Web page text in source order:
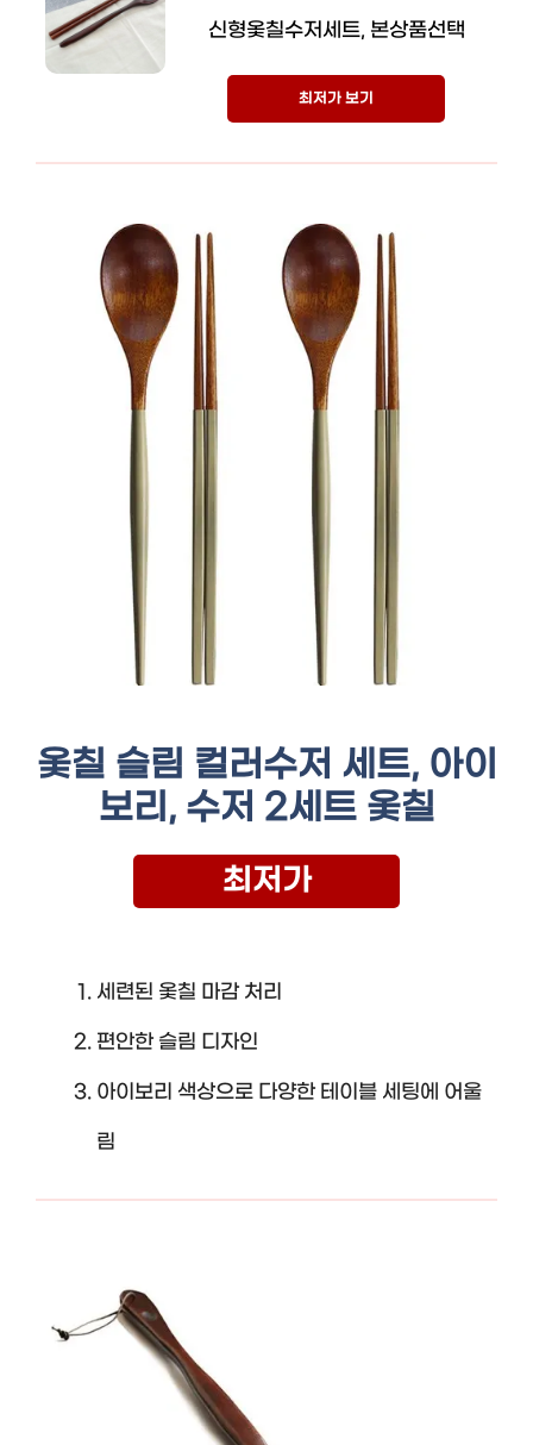
신형옻칠수저세트, 본상품선택
최저가 보기
옻칠 슬림 컬러수저 세트, 아이
보리, 수저 2세트 옻칠
최저가
세련된 옻칠 마감 처리
편안한 슬림 디자인
아이보리 색상으로 다양한 테이블 세팅에 어울
림